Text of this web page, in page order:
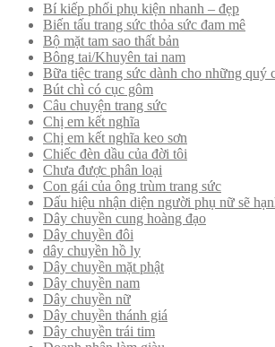
Bí kiếp phối phụ kiện nhanh – đẹp
Biến tấu trang sức thỏa sức đam mê
Bộ mặt tam sao thất bản
Bông tai/Khuyên tai nam
Bữa tiệc trang sức dành cho những quý
Bút chì có cục gôm
Câu chuyện trang sức
Chị em kết nghĩa
Chị em kết nghĩa keo sơn
Chiếc đèn dầu của đời tôi
Chưa được phân loại
Con gái của ông trùm trang sức
Dấu hiệu nhận diện người phụ nữ sẽ
Dây chuyền cung hoàng đạo
Dây chuyền đôi
dây chuyền hồ ly
Dây chuyền mặt phật
Dây chuyền nam
Dây chuyền nữ
Dây chuyền thánh giá
Dây chuyền trái tim